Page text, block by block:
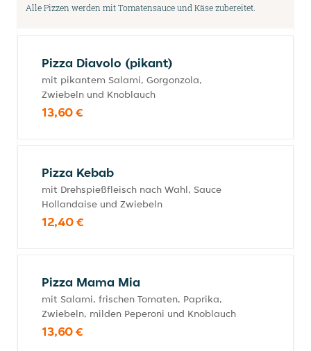
Alle Pizzen werden mit Tomatensauce und Käse zubereitet.
Pizza Diavolo (pikant)
mit pikantem Salami, Gorgonzola,
Zwiebeln und Knoblauch
13,60 €
Pizza Kebab
mit Drehspießfleisch nach Wahl, Sauce
Hollandaise und Zwiebeln
12,40 €
Pizza Mama Mia
mit Salami, frischen Tomaten, Paprika,
Zwiebeln, milden Peperoni und Knoblauch
13,60 €